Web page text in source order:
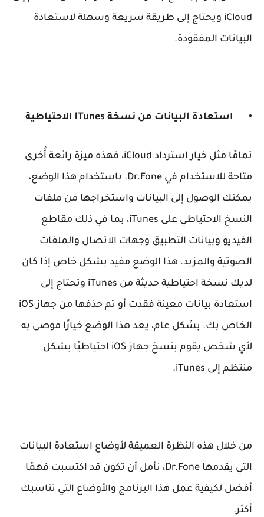
iCloud ويحتاج إلى طريقة سريعة وسهلة لاستعادة
البيانات المفقودة.
• استعادة البيانات من نسخة iTunes الاحتياطية
تمامًا مثل خيار استرداد iCloud، فهذه ميزة رائعة أُخرى
متاحة للاستخدام في Dr.Fone. باستخدام هذا الوضع،
يمكنك الوصول إلى البيانات واستخراجها من ملفات
النسخ الاحتياطي على iTunes، بما في ذلك مقاطع
الفيديو وبيانات التطبيق وجهات الاتصال والملفات
الصوتية والمزيد. هذا الوضع مفيد بشكل خاص إذا كان
لديك نسخة احتياطية حديثة من iTunes وتحتاج إلى
استعادة بيانات معينة فقدت أو تم حذفها من جهاز iOS
الخاص بك. بشكل عام، يعد هذا الوضع خيارًا موصى به
لأي شخص يقوم بنسخ جهاز iOS احتياطيًا بشكل
منتظم إلى iTunes.
من خلال هذه النظرة العميقة لأوضاع استعادة البيانات
التي يقدمها Dr.Fone، نأمل أن تكون قد اكتسبت فهمًا
أفضل لكيفية عمل هذا البرنامج والأوضاع التي تناسبك
أكثر.